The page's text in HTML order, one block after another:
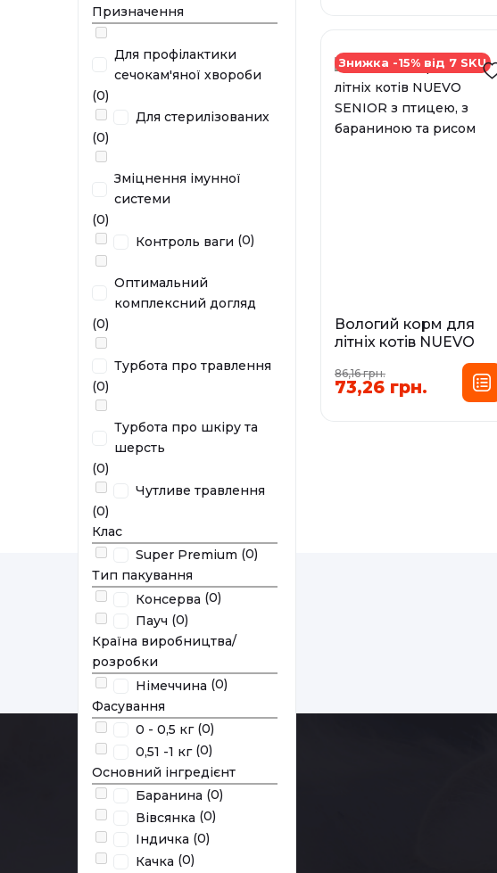
Призначення
Для профілактики
сечокам'яної хвороби
(0)
Для стерилізованих
(0)
Зміцнення імунної
системи
(0)
Контроль ваги (0)
Оптимальний
комплексний догляд
(0)
Турбота про травлення
(0)
Турбота про шкіру та
шерсть
(0)
Чутливе травлення
(0)
Клас
Super Premium (0)
Тип пакування
Консерва (0)
Пауч (0)
Країна виробництва/
розробки
Німеччина (0)
Фасування
0 - 0,5 кг (0)
0,51 -1 кг (0)
Основний інгредієнт
Баранина (0)
Вівсянка (0)
Індичка (0)
Качка (0)
Знижка -15% від 7 SKU
Вологий корм для
літніх котів NUEVO
SENIOR з птицею, з
бараниною та рисом
86,16 грн.
73,26 грн.